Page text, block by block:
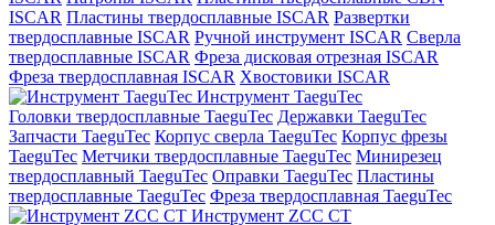
ISCAR Пластины твердосплавные ISCAR Развертки
твердосплавные ISCAR Ручной инструмент ISCAR Сверла
твердосплавные ISCAR Фреза дисковая отрезная ISCAR
Фреза твердосплавная ISCAR Хвостовики ISCAR
Инструмент TaeguTec
Головки твердосплавные TaeguTec Державки TaeguTec
Запчасти TaeguTec Корпус сверла TaeguTec Корпус фрезы
TaeguTec Метчики твердосплавные TaeguTec Минирезец
твердосплавный TaeguTec Оправки TaeguTec Пластины
твердосплавные TaeguTec Фреза твердосплавная TaeguTec
Инструмент ZCС CT